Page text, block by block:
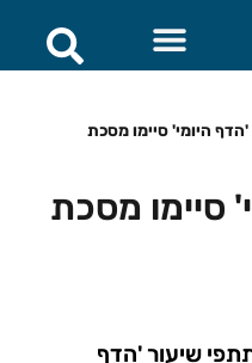
'הדף היומי' סיימו מסכת
סיימו מסכת
שיעור 'הדף